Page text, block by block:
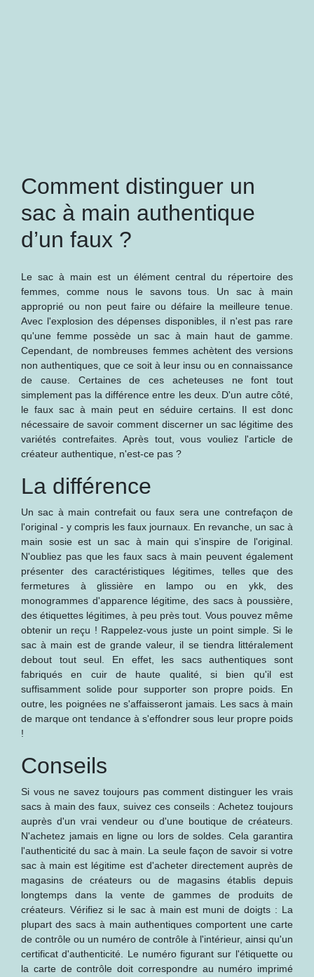
Comment distinguer un
sac à main authentique
d’un faux ?
Le sac à main est un élément central du répertoire des
femmes, comme nous le savons tous. Un sac à main
approprié ou non peut faire ou défaire la meilleure tenue.
Avec l'explosion des dépenses disponibles, il n'est pas rare
qu'une femme possède un sac à main haut de gamme.
Cependant, de nombreuses femmes achètent des versions
non authentiques, que ce soit à leur insu ou en connaissance
de cause. Certaines de ces acheteuses ne font tout
simplement pas la différence entre les deux. D'un autre côté,
le faux sac à main peut en séduire certains. Il est donc
nécessaire de savoir comment discerner un sac légitime des
variétés contrefaites. Après tout, vous vouliez l'article de
créateur authentique, n'est-ce pas ?
La différence
Un sac à main contrefait ou faux sera une contrefaçon de
l'original - y compris les faux journaux. En revanche, un sac à
main sosie est un sac à main qui s'inspire de l'original.
N'oubliez pas que les faux sacs à main peuvent également
présenter des caractéristiques légitimes, telles que des
fermetures à glissière en lampo ou en ykk, des
monogrammes d'apparence légitime, des sacs à poussière,
des étiquettes légitimes, à peu près tout. Vous pouvez même
obtenir un reçu ! Rappelez-vous juste un point simple. Si le
sac à main est de grande valeur, il se tiendra littéralement
debout tout seul. En effet, les sacs authentiques sont
fabriqués en cuir de haute qualité, si bien qu'il est
suffisamment solide pour supporter son propre poids. En
outre, les poignées ne s'affaisseront jamais. Les sacs à main
de marque ont tendance à s'effondrer sous leur propre poids
!
Conseils
Si vous ne savez toujours pas comment distinguer les vrais
sacs à main des faux, suivez ces conseils : Achetez toujours
auprès d'un vrai vendeur ou d'une boutique de créateurs.
N'achetez jamais en ligne ou lors de soldes. Cela garantira
l'authenticité du sac à main. La seule façon de savoir si votre
sac à main est légitime est d'acheter directement auprès de
magasins de créateurs ou de magasins établis depuis
longtemps dans la vente de gammes de produits de
créateurs. Vérifiez si le sac à main est muni de doigts : La
plupart des sacs à main authentiques comportent une carte
de contrôle ou un numéro de contrôle à l'intérieur, ainsi qu'un
certificat d'authenticité. Le numéro figurant sur l'étiquette ou
la carte de contrôle doit correspondre au numéro imprimé